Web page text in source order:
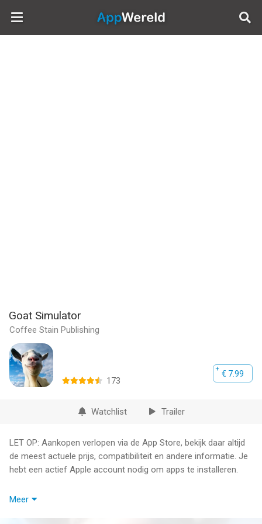
AppWereld
Goat Simulator
Coffee Stain Publishing
€ 7.99
173
Watchlist Trailer
LET OP: Aankopen verlopen via de App Store, bekijk daar altijd
de meest actuele prijs, compatibiliteit en andere informatie. Je
hebt een actief Apple account nodig om apps te installeren.
Goat Simulator is the latest in goat simulation technology,
Meer